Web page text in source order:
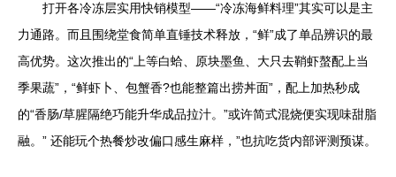
打开各冷冻层实用快销模型——“冷冻海鲜料理”其实可以是主
力通路。而且围绕堂食简单直锤技术释放，“鲜”成了单品辨识的最
高优势。这次推出的“上等白蛤、原块墨鱼、大只去鞘虾螯配上当
季果蔬”，“鲜虾卜、包蟹香?也能整篇出捞丼面”，配上加热秒成
的“香肠/草腥隔绝巧能升华成品拉汁。”或许简式混烧便实现味甜脂
融。” 还能玩个热餐炒改偏口感生麻样，”也抗吃货内部评测预谋。